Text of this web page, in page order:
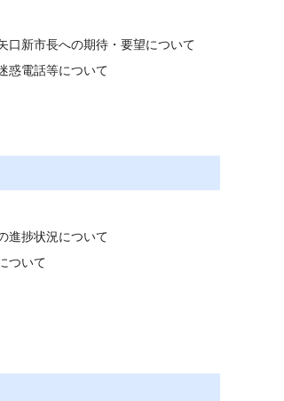
口新市長への期待・要望について
惑電話等について
進捗状況について
ついて